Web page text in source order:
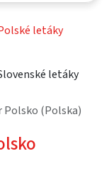
letáky
letáky
Polsko (Polska)